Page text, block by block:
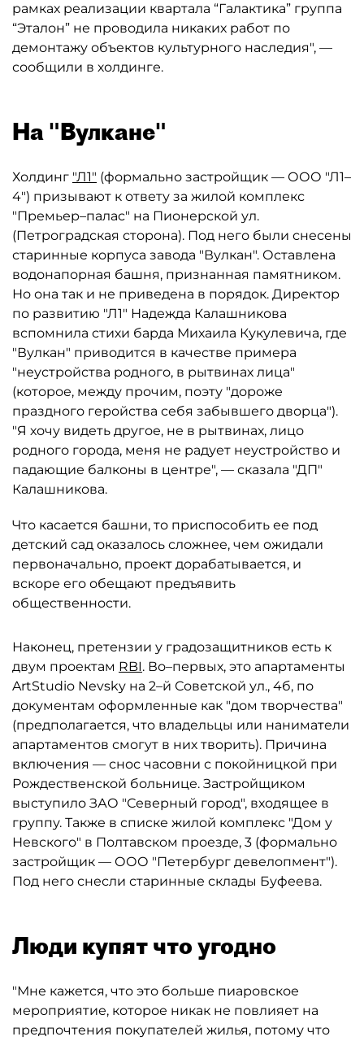
рамках реализации квартала “Галактика” группа
“Эталон” не проводила никаких работ по
демонтажу объектов культурного наследия", —
сообщили в холдинге.
На "Вулкане"
Холдинг "Л1" (формально застройщик — ООО "Л1–
4") призывают к ответу за жилой комплекс
"Премьер–палас" на Пионерской ул.
(Петроградская сторона). Под него были снесены
старинные корпуса завода "Вулкан". Оставлена
водонапорная башня, признанная памятником.
Но она так и не приведена в порядок. Директор
по развитию "Л1" Надежда Калашникова
вспомнила стихи барда Михаила Кукулевича, где
"Вулкан" приводится в качестве примера
"неустройства родного, в рытвинах лица"
(которое, между прочим, поэту "дороже
праздного геройства себя забывшего дворца").
"Я хочу видеть другое, не в рытвинах, лицо
родного города, меня не радует неустройство и
падающие балконы в центре", — сказала "ДП"
Калашникова.
Что касается башни, то приспособить ее под
детский сад оказалось сложнее, чем ожидали
первоначально, проект дорабатывается, и
вскоре его обещают предъявить
общественности.
Наконец, претензии у градозащитников есть к
двум проектам RBI. Во–первых, это апартаменты
ArtStudio Nevsky на 2–й Советской ул., 4б, по
документам оформленные как "дом творчества"
(предполагается, что владельцы или наниматели
апартаментов смогут в них творить). Причина
включения — снос часовни с покойницкой при
Рождественской больнице. Застройщиком
выступило ЗАО "Северный город", входящее в
группу. Также в списке жилой комплекс "Дом у
Невского" в Полтавском проезде, 3 (формально
застройщик — ООО "Петербург девелопмент").
Под него снесли старинные склады Буфеева.
Люди купят что угодно
"Мне кажется, что это больше пиаровское
мероприятие, которое никак не повлияет на
предпочтения покупателей жилья, потому что